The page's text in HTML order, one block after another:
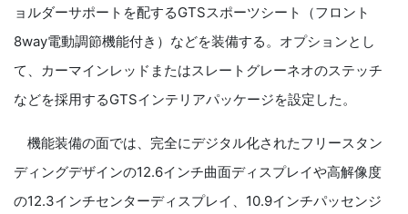
ョルダーサポートを配するGTSスポーツシート（フロント
8way電動調節機能付き）などを装備する。オプションとし
て、カーマインレッドまたはスレートグレーネオのステッチ
などを採用するGTSインテリアパッケージを設定した。
機能装備の面では、完全にデジタル化されたフリースタン
ディングデザインの12.6インチ曲面ディスプレイや高解像度
の12.3インチセンターディスプレイ、10.9インチパッセンジ